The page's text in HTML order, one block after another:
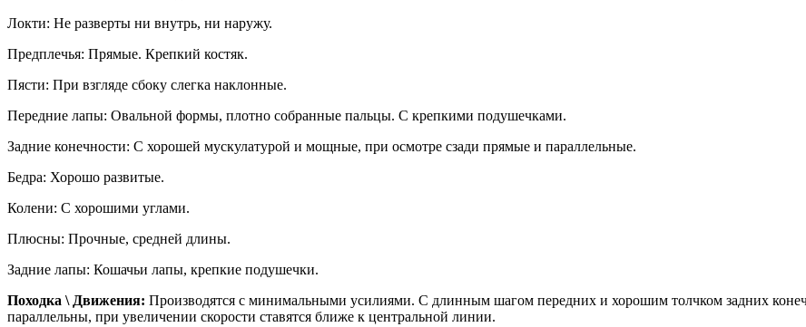
Локти: Не разверты ни внутрь, ни наружу.
Предплечья: Прямые. Крепкий костяк.
Пясти: При взгляде сбоку слегка наклонные.
Передние лапы: Овальной формы, плотно собранные пальцы. С крепкими подушечками.
Задние конечности: С хорошей мускулатурой и мощные, при осмотре сзади прямые и параллельные.
Бедра: Хорошо развитые.
Колени: С хорошими углами.
Плюсны: Прочные, средней длины.
Задние лапы: Кошачьи лапы, крепкие подушечки.
Походка \ Движения: Производятся с минимальными усилиями. С длинным шагом передних и хорошим толчком задних
параллельны, при увеличении скорости ставятся ближе к центральной линии.